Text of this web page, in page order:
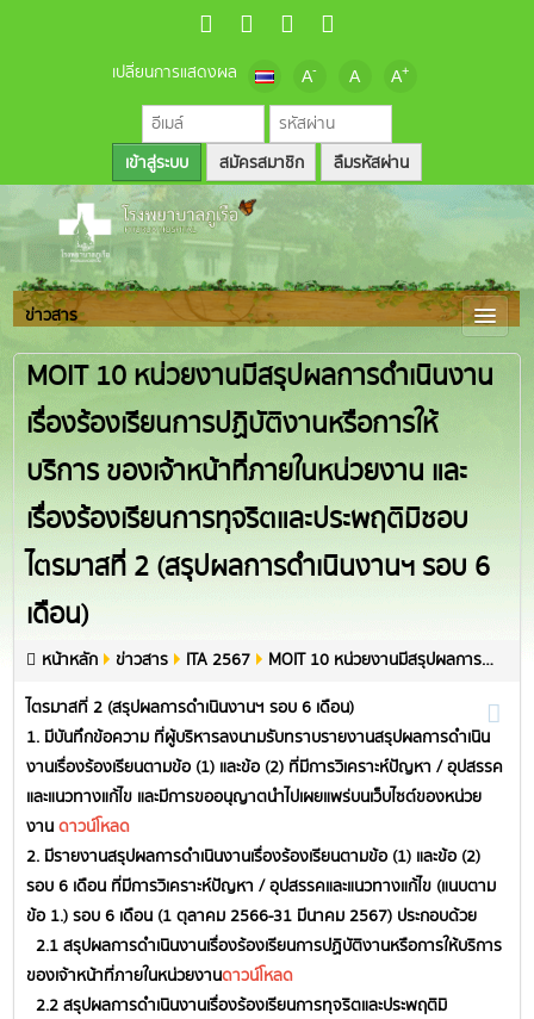
เปลี่ยนการแสดงผล A- A A+
สมัครสมาชิก ลืมรหัสผ่าน
ข่าวสาร
MOIT 10 หน่วยงานมีสรุปผลการดำเนินงาน
เรื่องร้องเรียนการปฏิบัติงานหรือการให้
บริการ ของเจ้าหน้าที่ภายในหน่วยงาน และ
เรื่องร้องเรียนการทุจริตและประพฤติมิชอบ
ไตรมาสที่ 2 (สรุปผลการดำเนินงานฯ รอบ 6
เดือน)
หน้าหลัก ข่าวสาร ITA 2567
MOIT 10 หน่วยงานมีสรุปผลการดำเนินงานเรื่องร้องเรียนการปฏิบัติงานหรือการให้บริการ ของเจ้าหน้าที่ภายในหน่วยงาน และเรื่องร้องเรียนการทุจริตและประพฤติมิชอบไตรมาสที่ 2 (สรุปผลการดำเนินงานฯ รอบ 6 เดือน)
ไตรมาสที่ 2 (สรุปผลการดำเนินงานฯ รอบ 6 เดือน)
1. มีบันทึกข้อความ ที่ผู้บริหารลงนามรับทราบรายงานสรุปผลการดำเนิน
งานเรื่องร้องเรียนตามข้อ (1) และข้อ (2) ที่มีการวิเคราะห์ปัญหา / อุปสรรค
และแนวทางแก้ไข และมีการขออนุญาตนำไปเผยแพร่บนเว็บไซต์ของหน่วย
งานดาวน์โหลด
2. มีรายงานสรุปผลการดำเนินงานเรื่องร้องเรียนตามข้อ (1) และข้อ (2)
รอบ 6 เดือน ที่มีการวิเคราะห์ปัญหา / อุปสรรคและแนวทางแก้ไข (แนบตาม
ข้อ 1.) รอบ 6 เดือน (1 ตุลาคม 2566-31 มีนาคม 2567) ประกอบด้วย
2.1 สรุปผลการดำเนินงานเรื่องร้องเรียนการปฏิบัติงานหรือการให้บริการ
ของเจ้าหน้าที่ภายในหน่วยงานดาวน์โหลด
2.2 สรุปผลการดำเนินงานเรื่องร้องเรียนการทุจริตและประพฤติมิ